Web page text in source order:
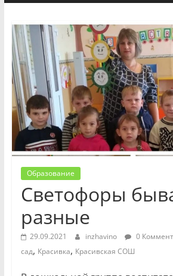
мероприятии
В вольере
заповедника
суслики
Образование
Светофоры
разные
29.09.2021 inzhavino 0
сад, Красивка, Красивская СОШ